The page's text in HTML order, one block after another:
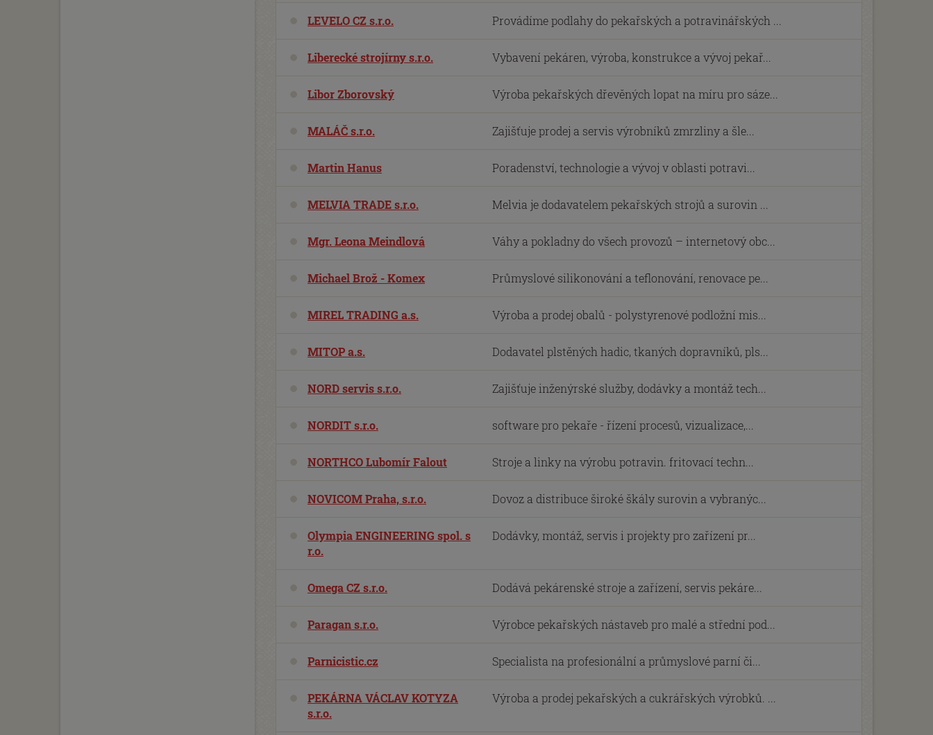
LEVELO CZ s.r.o. Provádíme podlahy do pekařských a potravinářských ...
Liberecké strojírny s.r.o. Vybavení pekáren, výroba, konstrukce a vývoj pekař...
Libor Zborovský Výroba pekařských dřevěných lopat na míru pro sáze...
MALÁČ s.r.o. Zajišťuje prodej a servis výrobníků zmrzliny a šle...
Martin Hanus Poradenství, technologie a vývoj v oblasti potravi...
MELVIA TRADE s.r.o. Melvia je dodavatelem pekařských strojů a surovin ...
Mgr. Leona Meindlová Váhy a pokladny do všech provozů – internetový obc...
Michael Brož - Komex Průmyslové silikonování a teflonování, renovace pe...
MIREL TRADING a.s. Výroba a prodej obalů - polystyrenové podložní mis...
MITOP a.s. Dodavatel plstěných hadic, tkaných dopravníků, pls...
NORD servis s.r.o. Zajišťuje inženýrské služby, dodávky a montáž tech...
NORDIT s.r.o. software pro pekaře - řízení procesů, vizualizace,...
NORTHCO Lubomír Falout Stroje a linky na výrobu potravin. fritovací techn...
NOVICOM Praha, s.r.o. Dovoz a distribuce široké škály surovin a vybranýc...
Olympia ENGINEERING spol. s
r.o.
Dodávky, montáž, servis i projekty pro zařízení pr...
Omega CZ s.r.o. Dodává pekárenské stroje a zařízení, servis pekáre...
Paragan s.r.o. Výrobce pekařských nástaveb pro malé a střední pod...
Parnicistic.cz Specialista na profesionální a průmyslové parní či...
PEKÁRNA VÁCLAV KOTYZA
s.r.o.
Výroba a prodej pekařských a cukrářských výrobků. ...